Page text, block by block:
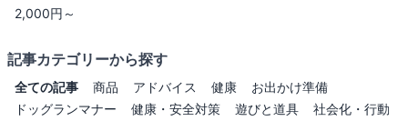
2,000円～
記事カテゴリーから探す
全ての記事 商品 アドバイス 健康
お出かけ準備
ドッグランマナー
健康・安全対策 遊びと道具
社会化・行動